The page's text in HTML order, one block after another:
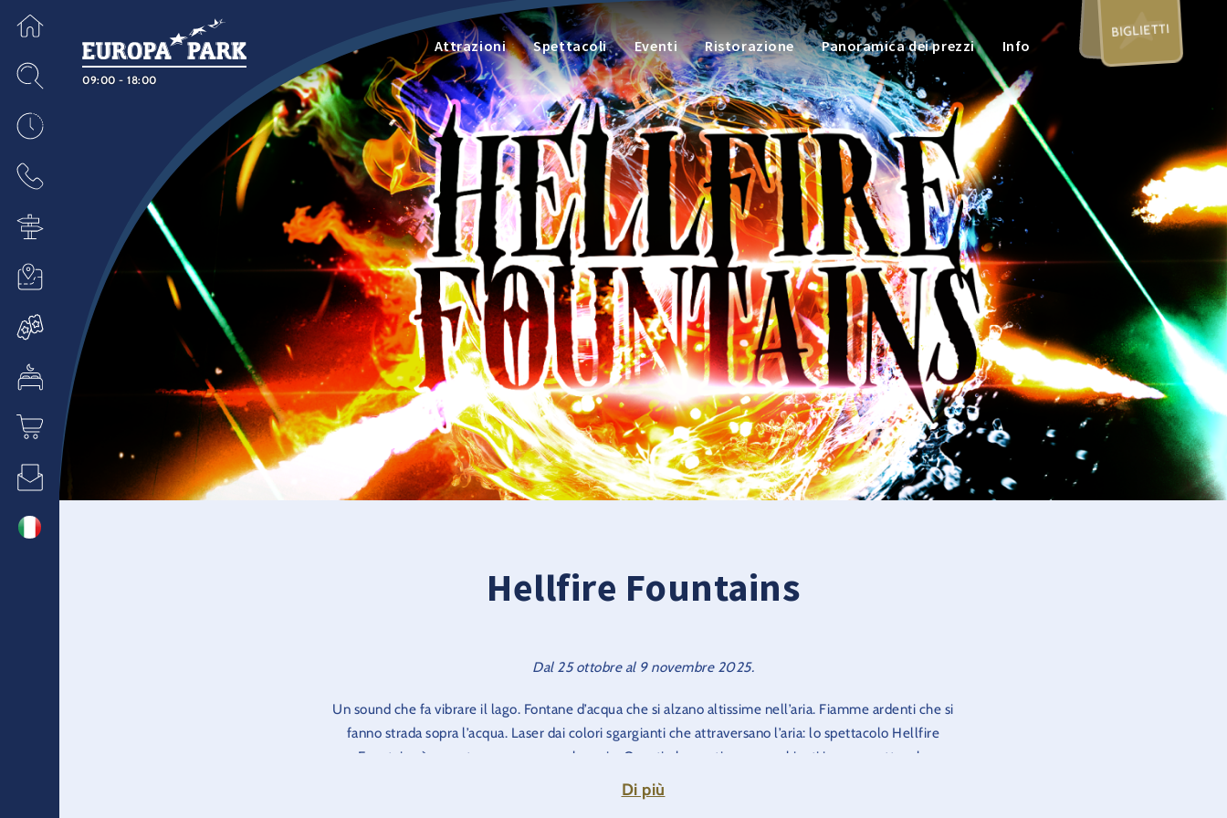
09:00 - 18:00
Attrazioni Spettacoli Eventi Ristorazione Panoramica dei prezzi Info
BIGLIETTI
Hellfire Fountains
Dal 25 ottobre al 9 novembre 2025.
Un sound che fa vibrare il lago. Fontane d’acqua che si alzano altissime nell’aria. Fiamme ardenti che si
fanno strada sopra l’acqua. Laser dai colori sgargianti che attraversano l’aria: lo spettacolo Hellfire
Fountains è rovente, rumoroso e selvaggio. Questi elementi sono combinati in uno spettacolo
mozzafiato per tutti coloro che vogliono mantenere alto il battito cardiaco anche una vota concluso il
giro sulle montagne russe.
Di più